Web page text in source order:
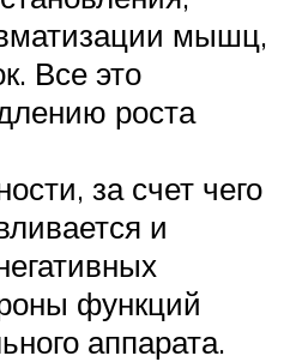
мышц,
Все это
роста
за счет чего
и
функций
аппарата.